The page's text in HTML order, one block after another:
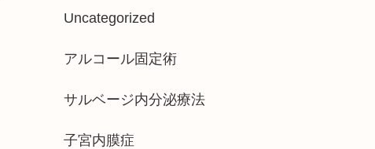
Uncategorized
アルコール固定術
サルベージ内分泌療法
子宮内膜症